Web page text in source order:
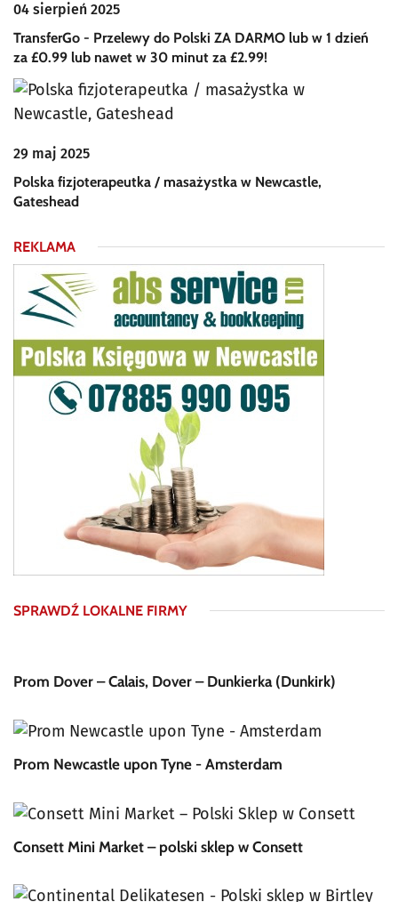
04 sierpień 2025
TransferGo - Przelewy do Polski ZA DARMO lub w 1 dzień
za £0.99 lub nawet w 30 minut za £2.99!
29 maj 2025
Polska fizjoterapeutka / masażystka w Newcastle,
Gateshead
REKLAMA
SPRAWDŹ LOKALNE FIRMY
Prom Dover – Calais, Dover – Dunkierka (Dunkirk)
Prom Newcastle upon Tyne - Amsterdam
Consett Mini Market – polski sklep w Consett